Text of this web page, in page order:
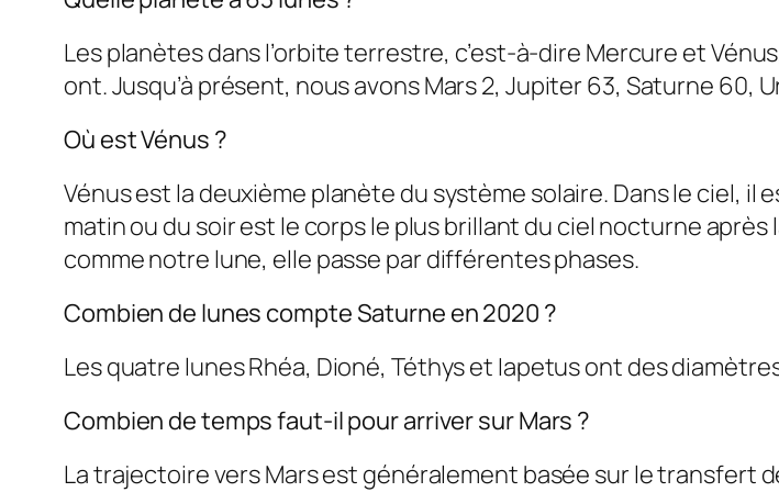
Les planètes dans l’orbite terrestre, c’est-à-dire Mercure et
ont. Jusqu’à présent, nous avons Mars 2, Jupiter 63, Saturne 60,
Où est Vénus ?
Vénus est la deuxième planète du système solaire. Dans le ciel, il
matin ou du soir est le corps le plus brillant du ciel nocturne
comme notre lune, elle passe par différentes phases.
Combien de lunes compte Saturne en 2020 ?
Les quatre lunes Rhéa, Dioné, Téthys et Iapetus ont des
Combien de temps faut-il pour arriver sur Mars ?
La trajectoire vers Mars est généralement basée sur le transfert